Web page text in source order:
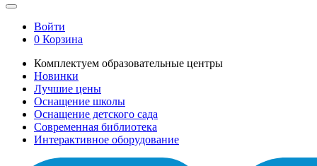
Войти
0 Корзина
Комплектуем образовательные центры
Новинки
Лучшие цены
Оснащение школы
Оснащение детского сада
Современная библиотека
Интерактивное оборудование